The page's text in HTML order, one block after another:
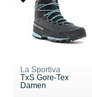
La Sportiva
TxS Gore-Tex
Damen